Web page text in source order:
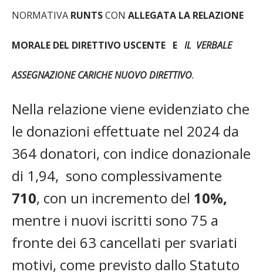
NORMATIVA RUNTSCON ALLEGATA LA RELAZIONE
MORALE DEL DIRETTIVO USCENTE E IL VERBALE
ASSEGNAZIONE CARICHE NUOVO DIRETTIVO.
Nella relazione viene evidenziato che
le donazioni effettuate nel 2024 da
364 donatori, con indice donazionale
di 1,94, sono complessivamente
710, con un incremento del 10%,
mentre i nuovi iscritti sono 75 a
fronte dei 63 cancellati per svariati
motivi, come previsto dallo Statuto